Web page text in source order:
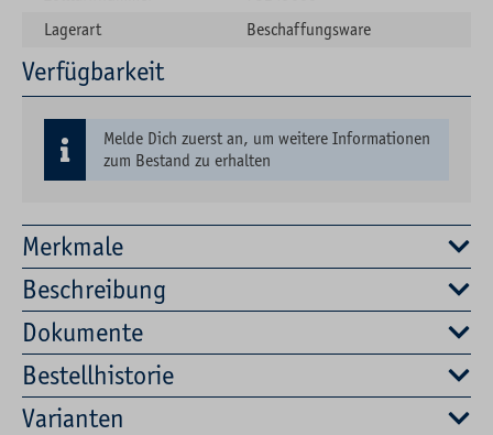
Merkmale
Beschreibung
Dokumente
Bestellhistorie
Varianten
Lagerart
Beschaffungsware
Verfügbarkeit
Melde Dich zuerst an, um weitere Informationen
zum Bestand zu erhalten